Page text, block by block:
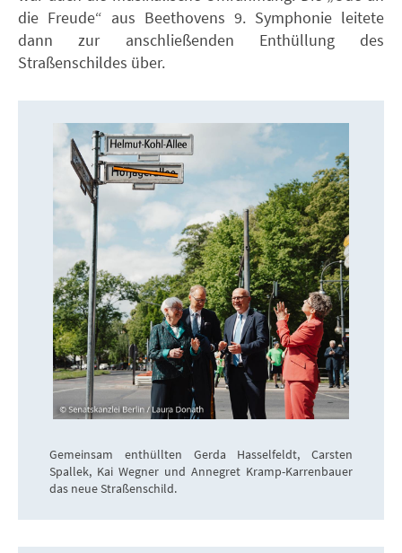
die Freude“ aus Beethovens 9. Symphonie leitete
dann zur anschließenden Enthüllung des
Straßenschildes über.
Gemeinsam enthüllten Gerda Hasselfeldt, Carsten
Spallek, Kai Wegner und Annegret Kramp-Karrenbauer
das neue Straßenschild.